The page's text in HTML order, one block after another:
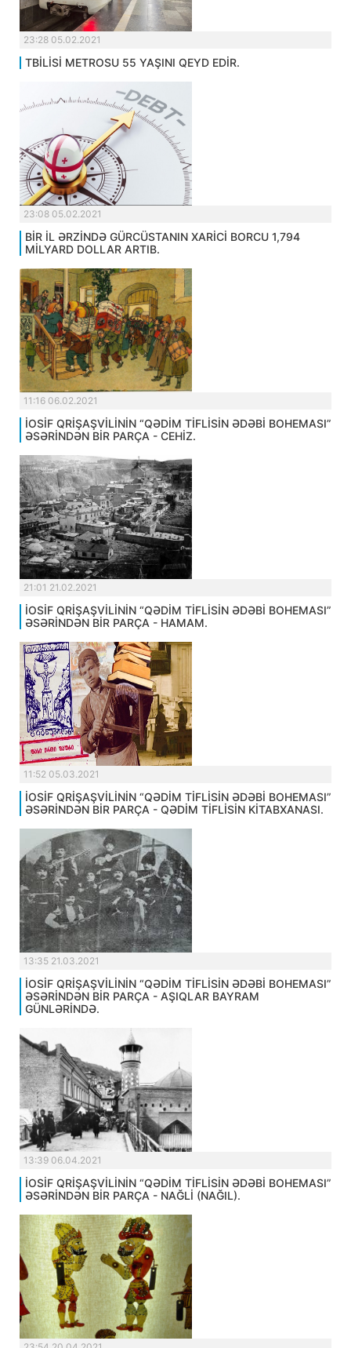
23:28 05.02.2021
TBİLİSİ METROSU 55 YAŞINI QEYD EDİR.
23:08 05.02.2021
BİR İL ƏRZİNDƏ GÜRCÜSTANIN XARİCİ BORCU 1,794
MİLYARD DOLLAR ARTIB.
11:16 06.02.2021
İOSİF QRİŞAŞVİLİNİN “QƏDİM TİFLİSİN ƏDƏBİ BOHEMASI”
ƏSƏRİNDƏN BİR PARÇA - CEHİZ.
21:01 21.02.2021
İOSİF QRİŞAŞVİLİNİN “QƏDİM TİFLİSİN ƏDƏBİ BOHEMASI”
ƏSƏRİNDƏN BİR PARÇA - HAMAM.
11:52 05.03.2021
İOSİF QRİŞAŞVİLİNİN “QƏDİM TİFLİSİN ƏDƏBİ BOHEMASI”
ƏSƏRİNDƏN BİR PARÇA - QƏDİM TİFLİSİN KİTABXANASI.
13:35 21.03.2021
İOSİF QRİŞAŞVİLİNİN “QƏDİM TİFLİSİN ƏDƏBİ BOHEMASI”
ƏSƏRİNDƏN BİR PARÇA - AŞIQLAR BAYRAM
GÜNLƏRİNDƏ.
13:39 06.04.2021
İOSİF QRİŞAŞVİLİNİN “QƏDİM TİFLİSİN ƏDƏBİ BOHEMASI”
ƏSƏRİNDƏN BİR PARÇA - NAĞLİ (NAĞIL).